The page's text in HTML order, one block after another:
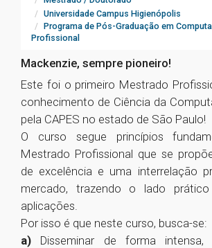
Universidade Campus Higienópolis
Programa de Pós-Graduação em
Profissional
Mackenzie, sempre pioneiro!
Este foi o primeiro Mestrado
conhecimento de Ciência da
pela CAPES no estado de São Paulo!
O curso segue princípios
Mestrado Profissional que se
de excelência e uma interrelação
mercado, trazendo o lado
aplicações.
Por isso é que neste curso, busca-se:
a) Disseminar de forma intensa,